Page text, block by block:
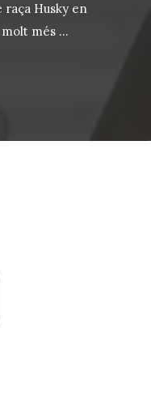
raça Husky en
més ...